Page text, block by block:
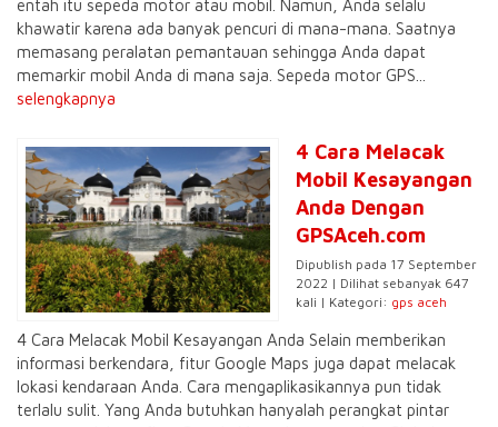
entah itu sepeda motor atau mobil. Namun, Anda selalu
khawatir karena ada banyak pencuri di mana-mana. Saatnya
memasang peralatan pemantauan sehingga Anda dapat
memarkir mobil Anda di mana saja. Sepeda motor GPS...
selengkapnya
4 Cara Melacak
Mobil Kesayangan
Anda Dengan
GPSAceh.com
Dipublish pada 17 September
2022 | Dilihat sebanyak 647
kali | Kategori: gps aceh
4 Cara Melacak Mobil Kesayangan Anda Selain memberikan
informasi berkendara, fitur Google Maps juga dapat melacak
lokasi kendaraan Anda. Cara mengaplikasikannya pun tidak
terlalu sulit. Yang Anda butuhkan hanyalah perangkat pintar